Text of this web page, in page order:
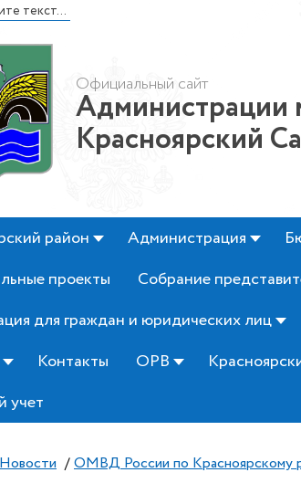
Официальный сайт
Администрации
Красноярский
район Администрация
проекты
Собрание
для граждан и юридических лиц
Контакты ОРВ
учет
Новости / ОМВД России по Красноярскому